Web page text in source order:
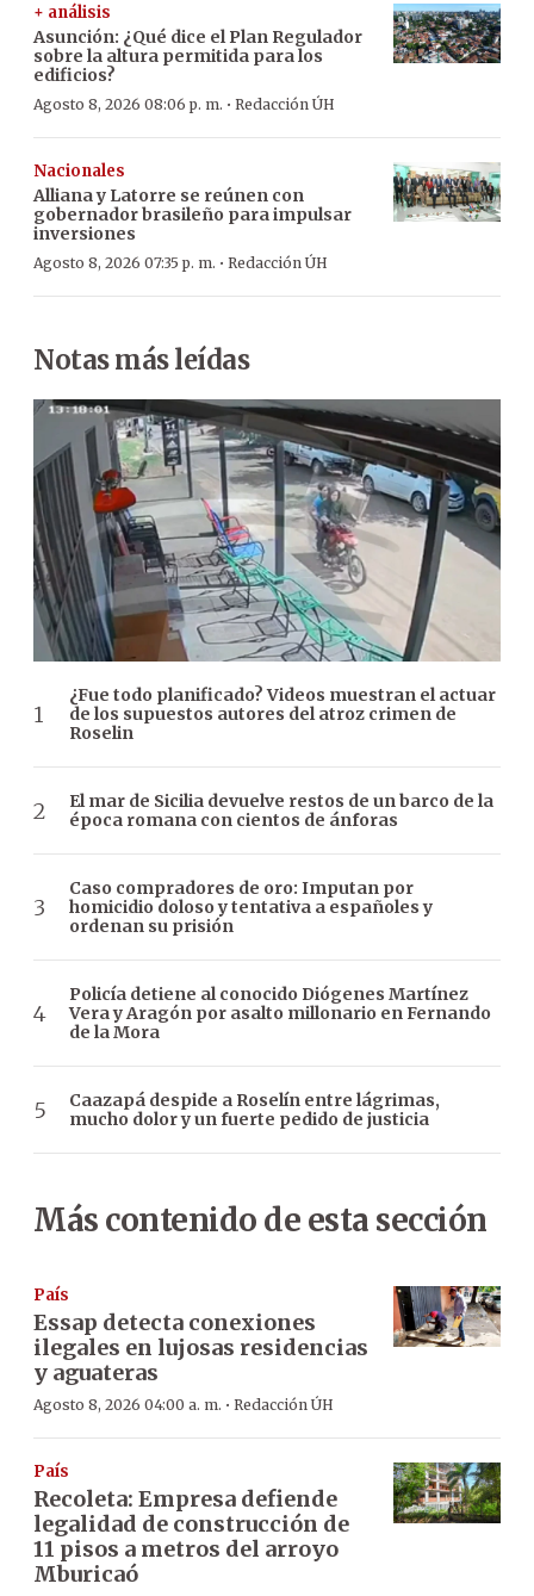
+ análisis
Asunción: ¿Qué dice el Plan Regulador
sobre la altura permitida para los
edificios?
Agosto 8, 2026 08:06 p. m. · Redacción ÚH
Nacionales
Alliana y Latorre se reúnen con
gobernador brasileño para impulsar
inversiones
Agosto 8, 2026 07:35 p. m. · Redacción ÚH
Notas más leídas
¿Fue todo planificado? Videos muestran el actuar
de los supuestos autores del atroz crimen de
Roselin
El mar de Sicilia devuelve restos de un barco de la
época romana con cientos de ánforas
Caso compradores de oro: Imputan por
homicidio doloso y tentativa a españoles y
ordenan su prisión
Policía detiene al conocido Diógenes Martínez
Vera y Aragón por asalto millonario en Fernando
de la Mora
Caazapá despide a Roselín entre lágrimas,
mucho dolor y un fuerte pedido de justicia
Más contenido de esta sección
País
Essap detecta conexiones
ilegales en lujosas residencias
y aguateras
Agosto 8, 2026 04:00 a. m. · Redacción ÚH
País
Recoleta: Empresa defiende
legalidad de construcción de
11 pisos a metros del arroyo
Mburicaó